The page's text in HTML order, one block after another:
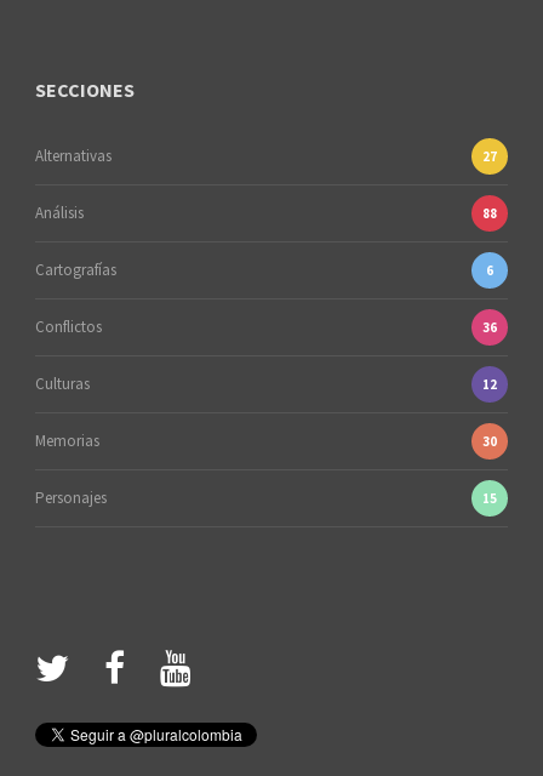
SECCIONES
Alternativas 27
Análisis 88
Cartografías 6
Conflictos 36
Culturas 12
Memorias 30
Personajes 15